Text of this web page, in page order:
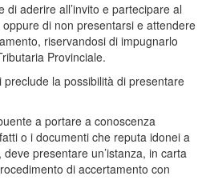
di aderire all’invito e partecipare al
oppure di non presentarsi e attendere
riservandosi di impugnarlo
Provinciale.
preclude la possibilità di presentare
a portare a conoscenza
o i documenti che reputa idonei a
presentare un’istanza, in carta
di accertamento con